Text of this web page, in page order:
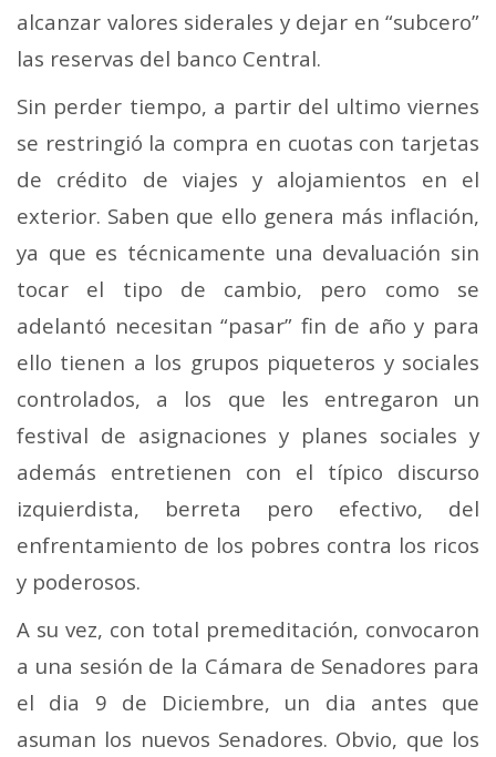
alcanzar valores siderales y dejar en “subcero”
las reservas del banco Central.
Sin perder tiempo, a partir del ultimo viernes
se restringió la compra en cuotas con tarjetas
de crédito de viajes y alojamientos en el
exterior. Saben que ello genera más inflación,
ya que es técnicamente una devaluación sin
tocar el tipo de cambio, pero como se
adelantó necesitan “pasar” fin de año y para
ello tienen a los grupos piqueteros y sociales
controlados, a los que les entregaron un
festival de asignaciones y planes sociales y
además entretienen con el típico discurso
izquierdista, berreta pero efectivo, del
enfrentamiento de los pobres contra los ricos
y poderosos.
A su vez, con total premeditación, convocaron
a una sesión de la Cámara de Senadores para
el dia 9 de Diciembre, un dia antes que
asuman los nuevos Senadores. Obvio, que los